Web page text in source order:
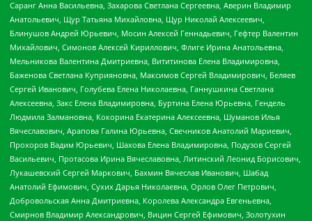
Саранг Анна Васильевна, Захарова Светлана Сергеевна, Аверин Владимир
Анатольевич, Щур Татьяна Михайловна, Щур Николай Алексеевич,
Блинушов Андрей Юрьевич, Мосин Алексей Геннадьевич, Гефтер Валентин
Михайлович, Симонов Алексей Кириллович, Флиге Ирина Анатольевна,
Мельникова Валентина Дмитриевна, Вититинова Елена Владимировна,
Баженова Светлана Куприяновна, Максимов Сергей Владимирович, Беляев
Сергей Иванович, Голубева Елена Николаевна, Ганнушкина Светлана
Алексеевна, Закс Елена Владимировна, Буртина Елена Юрьевна, Гендель
Людмила Залмановна, Кокорина Екатерина Алексеевна, Шуманов Илья
Вячеславович, Арапова Галина Юрьевна, Свечников Анатолий Мариевич,
Прохоров Вадим Юрьевич, Шахова Елена Владимировна, Подузов Сергей
Васильевич, Протасова Ирина Вячеславовна, Литинский Леонид Борисович,
Лукашевский Сергей Маркович, Бахмин Вячеслав Иванович, Шабад
Анатолий Ефимович, Сухих Дарья Николаевна, Орлов Олег Петрович,
Добровольская Анна Дмитриевна, Королева Александра Евгеньевна,
Смирнов Владимир Александрович, Вицин Сергей Ефимович, Золотухин